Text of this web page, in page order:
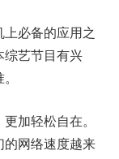
必备的应用之
综艺节目有兴
加轻松自在。
的网络速度越来